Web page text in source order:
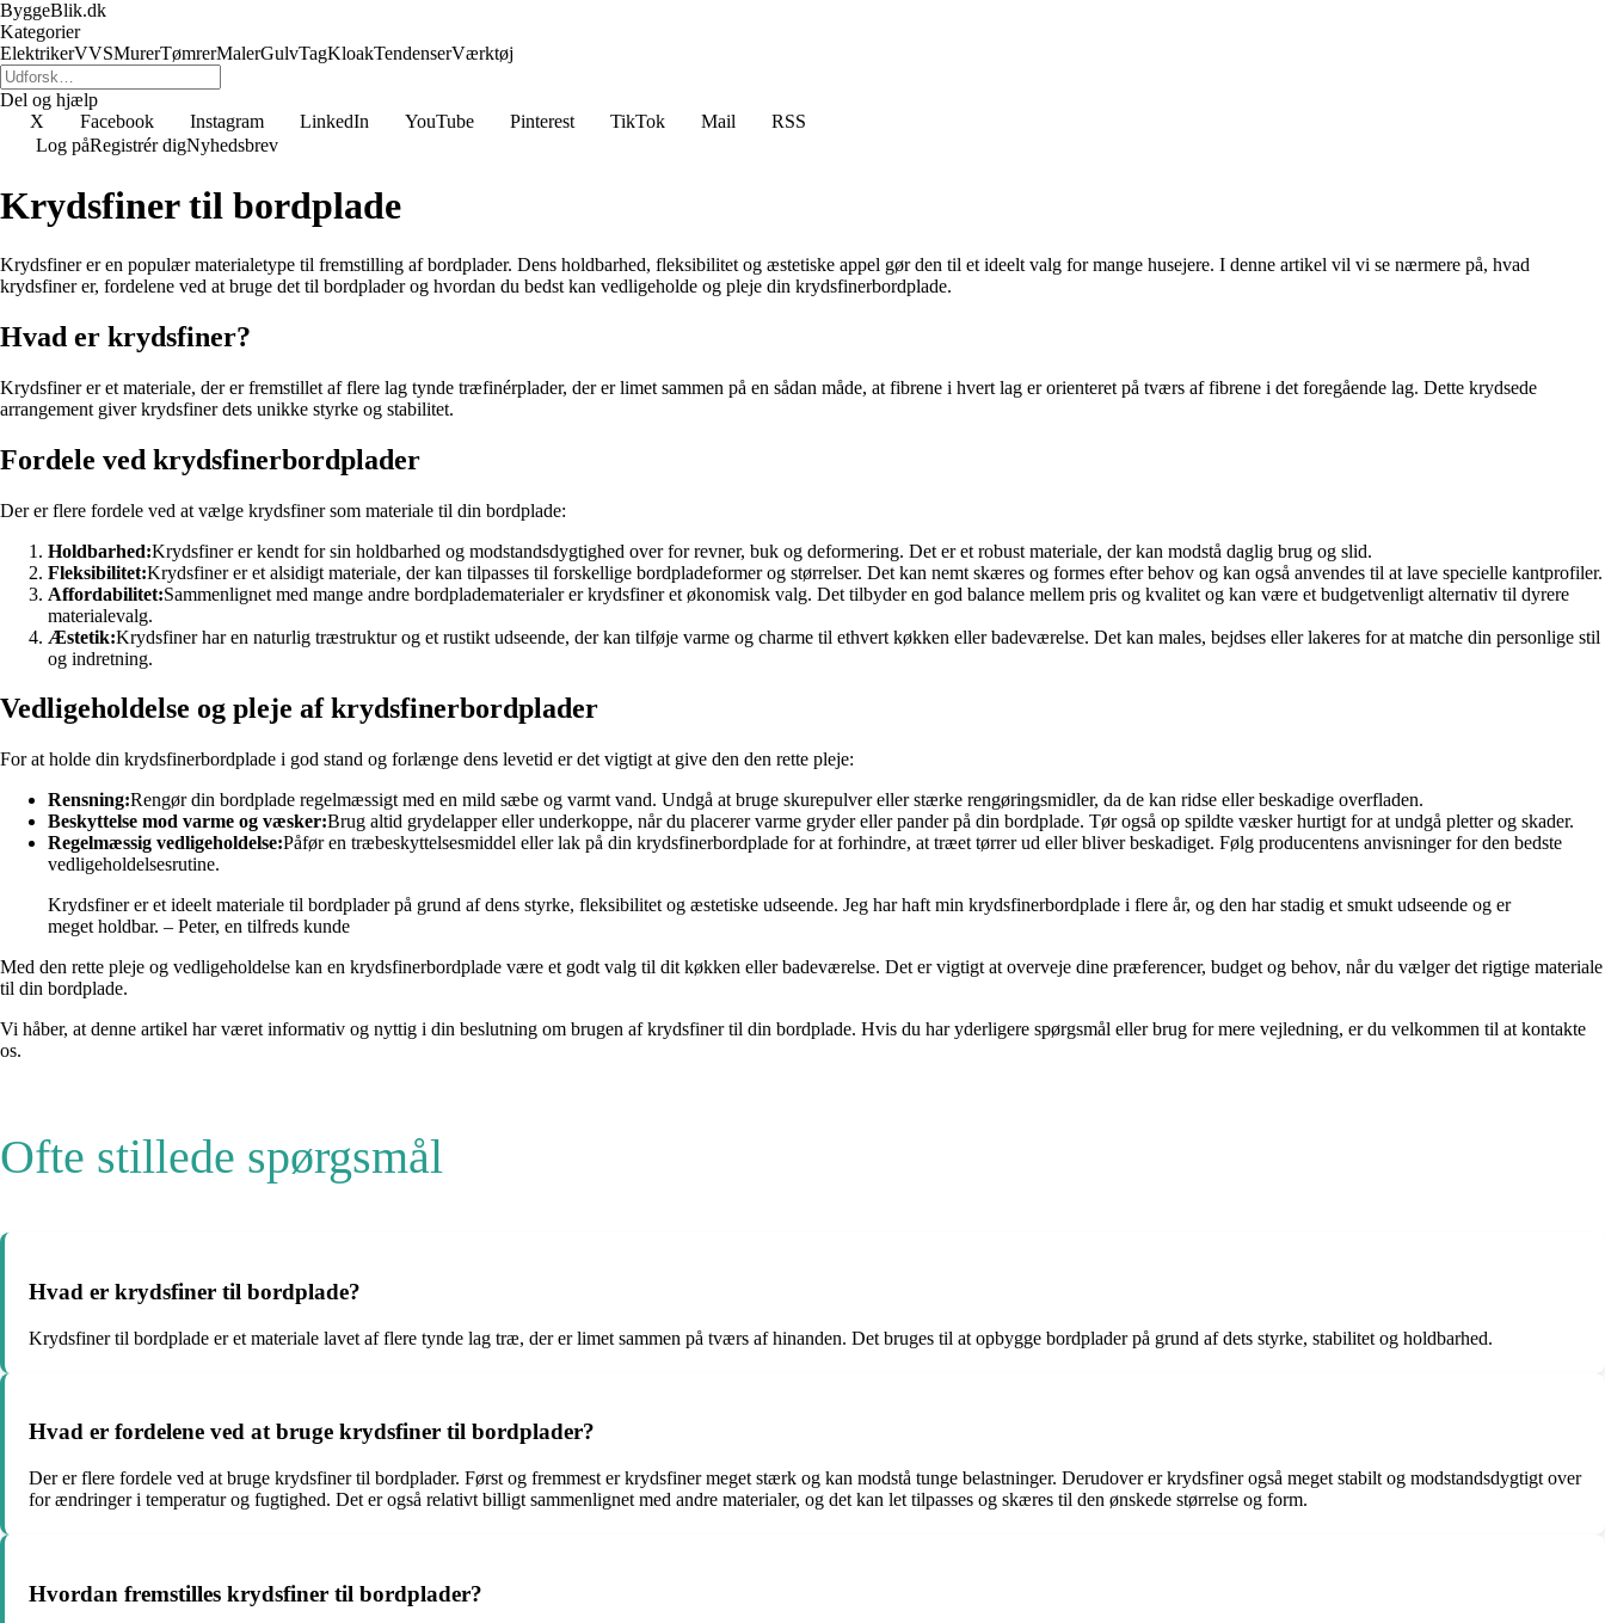
ByggeBlik.dk
Kategorier
ElektrikerVVSMurerTømrerMalerGulvTagKloakTendenserVærktøj
Del og hjælp
X
Facebook Instagram LinkedIn YouTube Pinterest TikTok Mail
RSS
Log påRegistrér digNyhedsbrev
Krydsfiner til bordplade
Krydsfiner er en populær materialetype til fremstilling af bordplader. Dens holdbarhed, fleksibilitet og æstetiske appel gør den til et ideelt valg for mange husejere. I denne artikel vil vi se nærmere på, hvad
krydsfiner er, fordelene ved at bruge det til bordplader og hvordan du bedst kan vedligeholde og pleje din krydsfinerbordplade.
Hvad er krydsfiner?
Krydsfiner er et materiale, der er fremstillet af flere lag tynde træfinérplader, der er limet sammen på en sådan måde, at fibrene i hvert lag er orienteret på tværs af fibrene i det foregående lag. Dette krydsede
arrangement giver krydsfiner dets unikke styrke og stabilitet.
Fordele ved krydsfinerbordplader
Der er flere fordele ved at vælge krydsfiner som materiale til din bordplade:
Holdbarhed:Krydsfiner er kendt for sin holdbarhed og modstandsdygtighed over for revner, buk og deformering. Det er et robust materiale, der kan modstå daglig brug og slid.
Fleksibilitet:Krydsfiner er et alsidigt materiale, der kan tilpasses til forskellige bordpladeformer og størrelser. Det kan nemt skæres og formes efter behov og kan også anvendes til at lave specielle kantprofiler.
Affordabilitet:Sammenlignet med mange andre bordpladematerialer er krydsfiner et økonomisk valg. Det tilbyder en god balance mellem pris og kvalitet og kan være et budgetvenligt alternativ til dyrere
materialevalg.
Æstetik:Krydsfiner har en naturlig træstruktur og et rustikt udseende, der kan tilføje varme og charme til ethvert køkken eller badeværelse. Det kan males, bejdses eller lakeres for at matche din personlige stil
og indretning.
Vedligeholdelse og pleje af krydsfinerbordplader
For at holde din krydsfinerbordplade i god stand og forlænge dens levetid er det vigtigt at give den den rette pleje:
Rensning:Rengør din bordplade regelmæssigt med en mild sæbe og varmt vand. Undgå at bruge skurepulver eller stærke rengøringsmidler, da de kan ridse eller beskadige overfladen.
Beskyttelse mod varme og væsker:Brug altid grydelapper eller underkoppe, når du placerer varme gryder eller pander på din bordplade. Tør også op spildte væsker hurtigt for at undgå pletter og skader.
Regelmæssig vedligeholdelse:Påfør en træbeskyttelsesmiddel eller lak på din krydsfinerbordplade for at forhindre, at træet tørrer ud eller bliver beskadiget. Følg producentens anvisninger for den bedste
vedligeholdelsesrutine.
Krydsfiner er et ideelt materiale til bordplader på grund af dens styrke, fleksibilitet og æstetiske udseende. Jeg har haft min krydsfinerbordplade i flere år, og den har stadig et smukt udseende og er
meget holdbar. – Peter, en tilfreds kunde
Med den rette pleje og vedligeholdelse kan en krydsfinerbordplade være et godt valg til dit køkken eller badeværelse. Det er vigtigt at overveje dine præferencer, budget og behov, når du vælger det rigtige materiale
til din bordplade.
Vi håber, at denne artikel har været informativ og nyttig i din beslutning om brugen af krydsfiner til din bordplade. Hvis du har yderligere spørgsmål eller brug for mere vejledning, er du velkommen til at kontakte
os.
Ofte stillede spørgsmål
Hvad er krydsfiner til bordplade?
Krydsfiner til bordplade er et materiale lavet af flere tynde lag træ, der er limet sammen på tværs af hinanden. Det bruges til at opbygge bordplader på grund af dets styrke, stabilitet og holdbarhed.
Hvad er fordelene ved at bruge krydsfiner til bordplader?
Der er flere fordele ved at bruge krydsfiner til bordplader. Først og fremmest er krydsfiner meget stærk og kan modstå tunge belastninger. Derudover er krydsfiner også meget stabilt og modstandsdygtigt over
for ændringer i temperatur og fugtighed. Det er også relativt billigt sammenlignet med andre materialer, og det kan let tilpasses og skæres til den ønskede størrelse og form.
Hvordan fremstilles krydsfiner til bordplader?